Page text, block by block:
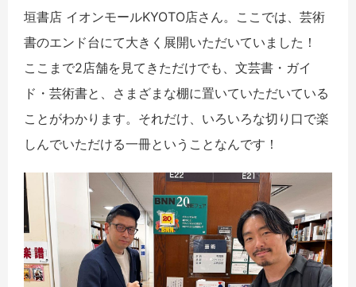
垣書店 イオンモールKYOTO店さん。ここでは、芸術
書のエンド台にて大きく展開いただいていました！
ここまで2店舗を見てきただけでも、文芸書・ガイ
ド・芸術書と、さまざまな棚に置いていただいている
ことがわかります。それだけ、いろいろな切り口で楽
しんでいただける一冊ということなんです！